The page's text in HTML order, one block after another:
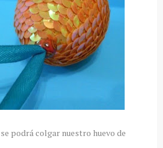
podrá colgar nuestro huevo de